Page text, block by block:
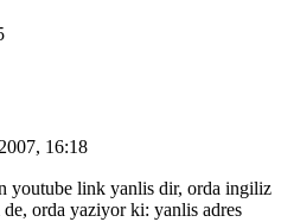
16:18
youtube link yanlis dir, orda ingiliz
orda yaziyor ki: yanlis adres